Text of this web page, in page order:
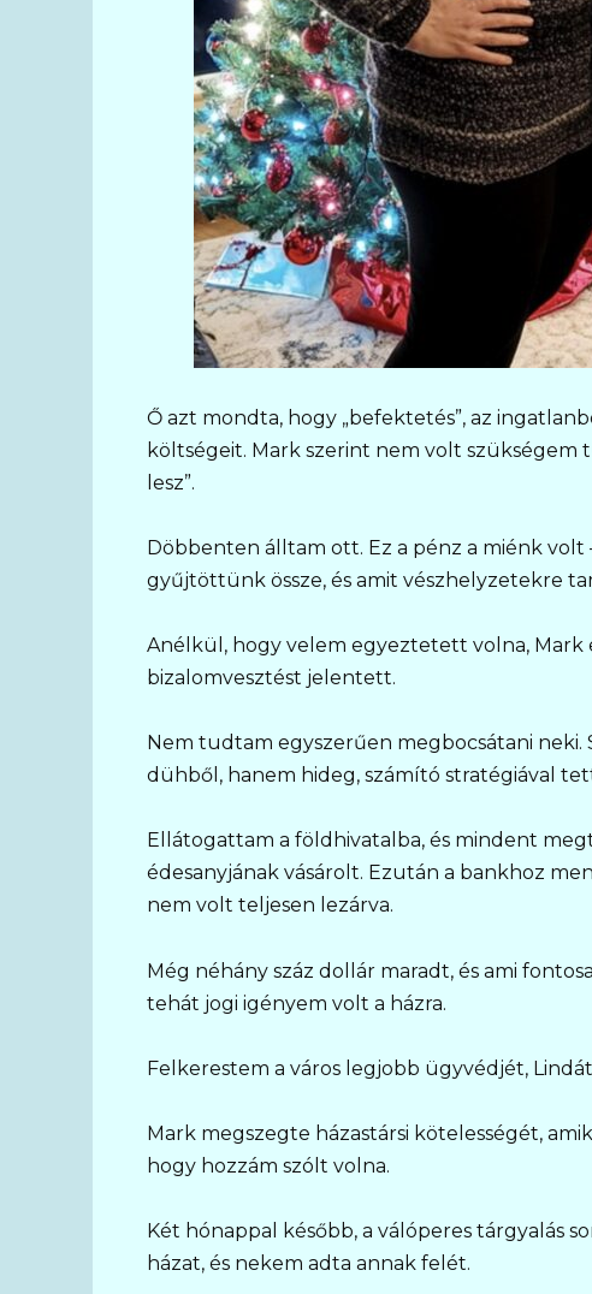
Ő azt mondta, hogy „befektetés”, az
költségeit. Mark szerint nem volt szükségem
lesz”.
Döbbenten álltam ott. Ez a pénz a miénk volt
gyűjtöttünk össze, és amit vészhelyzetekre
Anélkül, hogy velem egyeztetett volna, Mark
bizalomvesztést jelentett.
Nem tudtam egyszerűen megbocsátani
dühből, hanem hideg, számító stratégiával
Ellátogattam a földhivatalba, és mindent
édesanyjának vásárolt. Ezután a bankhoz
nem volt teljesen lezárva.
Még néhány száz dollár maradt, és ami
tehát jogi igényem volt a házra.
Felkerestem a város legjobb ügyvédjét,
Mark megszegte házastársi kötelességét,
hogy hozzám szólt volna.
Két hónappal később, a válóperes tárgyalás
házat, és nekem adta annak felét.